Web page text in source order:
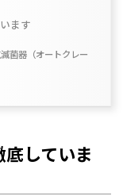
ます
菌器（オートクレー
していま